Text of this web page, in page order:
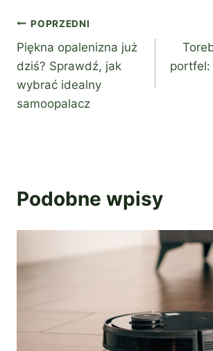
Nawigacja
wpisu
POPRZEDNI
Piękna opalenizna już
dziś? Sprawdź, jak
wybrać idealny
samoopalacz
portfel:
Podobne wpisy